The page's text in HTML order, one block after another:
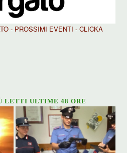
- PROSSIMI EVENTI - CLICKA
LETTI ULTIME 48 ORE